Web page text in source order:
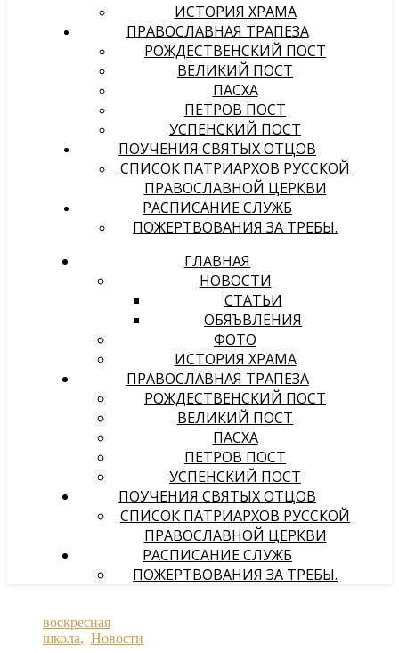
ИСТОРИЯ ХРАМА
ПРАВОСЛАВНАЯ ТРАПЕЗА
РОЖДЕСТВЕНСКИЙ ПОСТ
ВЕЛИКИЙ ПОСТ
ПАСХА
ПЕТРОВ ПОСТ
УСПЕНСКИЙ ПОСТ
ПОУЧЕНИЯ СВЯТЫХ ОТЦОВ
СПИСОК ПАТРИАРХОВ РУССКОЙ
ПРАВОСЛАВНОЙ ЦЕРКВИ
РАСПИСАНИЕ СЛУЖБ
ПОЖЕРТВОВАНИЯ ЗА ТРЕБЫ.
ГЛАВНАЯ
НОВОСТИ
СТАТЬИ
ОБЯЪВЛЕНИЯ
ФОТО
ИСТОРИЯ ХРАМА
ПРАВОСЛАВНАЯ ТРАПЕЗА
РОЖДЕСТВЕНСКИЙ ПОСТ
ВЕЛИКИЙ ПОСТ
ПАСХА
ПЕТРОВ ПОСТ
УСПЕНСКИЙ ПОСТ
ПОУЧЕНИЯ СВЯТЫХ ОТЦОВ
СПИСОК ПАТРИАРХОВ РУССКОЙ
ПРАВОСЛАВНОЙ ЦЕРКВИ
РАСПИСАНИЕ СЛУЖБ
ПОЖЕРТВОВАНИЯ ЗА ТРЕБЫ.
воскресная
школа, Новости